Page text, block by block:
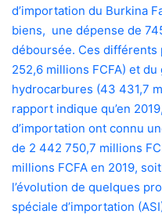
d’importation du Burkina
biens, une dépense de
déboursée. Ces
252,6 millions FCFA) et
hydrocarbures (43 431,7
rapport indique qu’en
d’importation ont connu
de 2 442 750,7 millions
millions FCFA en 2019,
l’évolution de quelques
spéciale d’importation